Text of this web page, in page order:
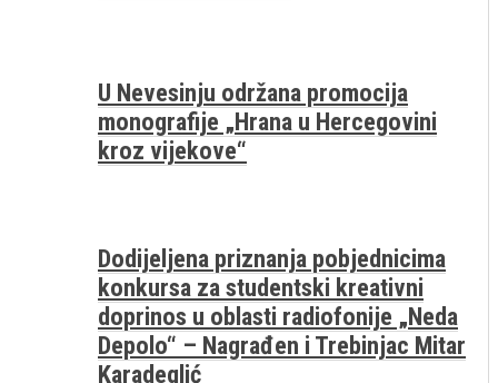
U Nevesinju održana promocija
monografije „Hrana u Hercegovini
kroz vijekove“
Dodijeljena priznanja pobjednicima
konkursa za studentski kreativni
doprinos u oblasti radiofonije „Neda
Depolo“ – Nagrađen i Trebinjac Mitar
Karadeglić